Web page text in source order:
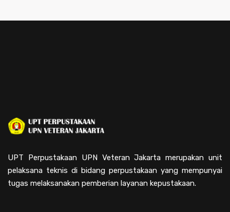
UPT Perpustakaan UPN Veteran Jakarta merupakan unit
pelaksana teknis di bidang perpustakaan yang mempunyai
tugas melaksanakan pemberian layanan kepustakaan.